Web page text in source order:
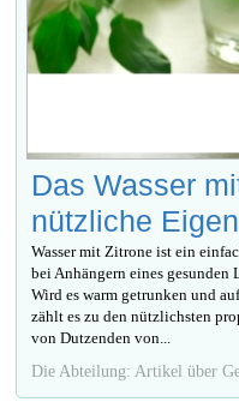
Das Wasser
nützliche
Wasser mit Zitrone ist ein
bei Anhängern eines gesunden
Wird es warm getrunken und
zählt es zu den nützlichsten
von Dutzenden von...
Die Abteilung: Artikel über